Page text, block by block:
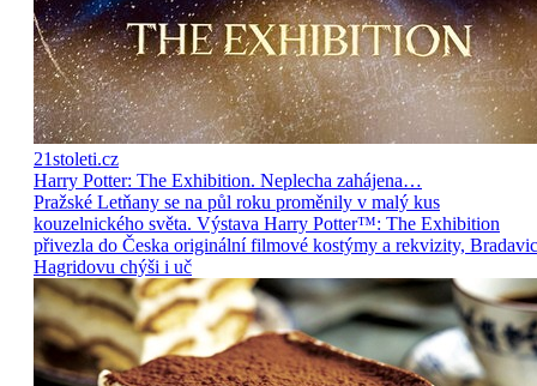
21stoleti.cz
Harry Potter: The Exhibition. Neplecha zahájena…
Pražské Letňany se na půl roku proměnily v malý kus
kouzelnického světa. Výstava Harry Potter™: The Exhibition
přivezla do Česka originální filmové kostýmy a rekvizity,
Hagridovu chýši i uč